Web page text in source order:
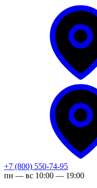
+7 (800) 550-74-95
пн — вс 10:00 — 19:00